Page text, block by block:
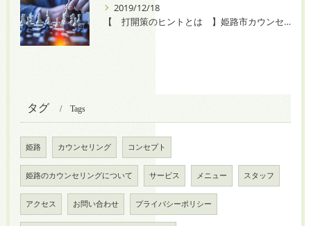
2019/12/18
【 打開策のヒントとは 】姫路市カウンセリングルームプチフォレスト
タグ Tags
姫路 カウンセリング コンセプト
姫路のカウンセリングについて サービス メニュー スタッフ
アクセス お問い合わせ プライバシーポリシー